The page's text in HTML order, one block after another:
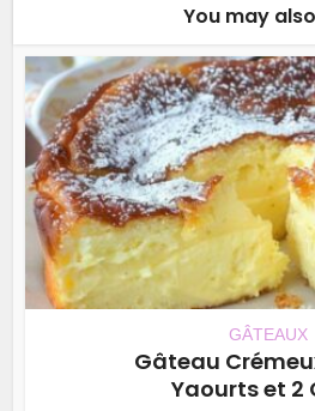
You may
GÂTEAUX
Gâteau
Yaourts et